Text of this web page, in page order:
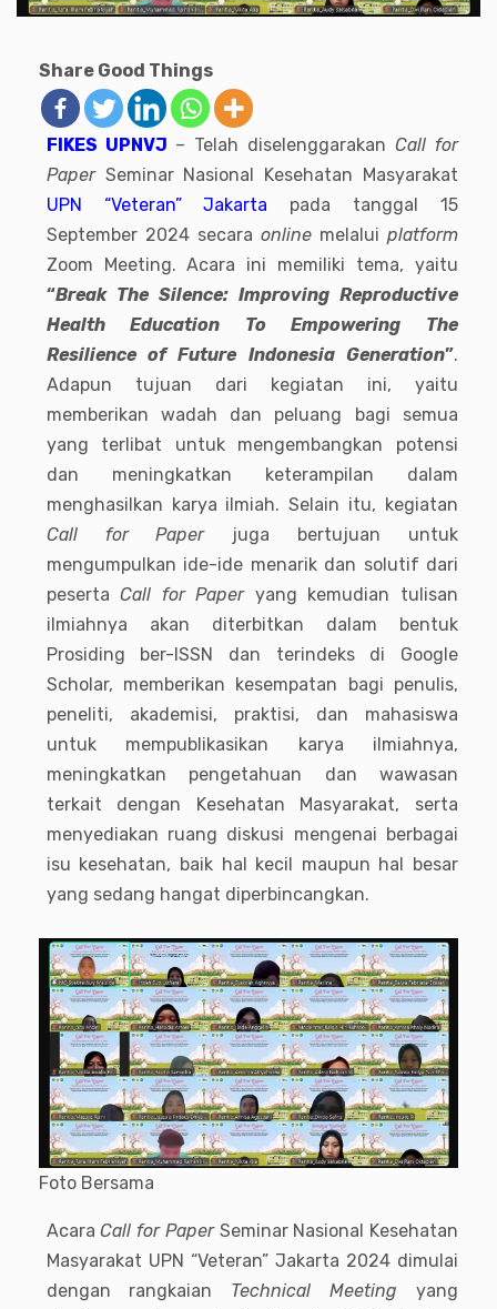
Share Good Things
FIKES UPNVJ – Telah diselenggarakan Call for
Paper Seminar Nasional Kesehatan Masyarakat
UPN “Veteran” Jakarta pada tanggal 15
September 2024 secara online melaluiplatform
Zoom Meeting. Acara ini memiliki tema, yaitu
“Break The Silence: Improving Reproductive
Health Education To Empowering The
Resilience of Future Indonesia Generation”.
Adapun tujuan dari kegiatan ini, yaitu
memberikan wadah dan peluang bagi semua
yang terlibat untuk mengembangkan potensi
dan meningkatkan keterampilan dalam
menghasilkan karya ilmiah. Selain itu, kegiatan
Call for Paper juga bertujuan untuk
mengumpulkan ide-ide menarik dan solutif dari
pesertaCall for Paper yang kemudian tulisan
ilmiahnya akan diterbitkan dalam bentuk
Prosiding ber-ISSN dan terindeks di Google
Scholar, memberikan kesempatan bagi penulis,
peneliti, akademisi, praktisi, dan mahasiswa
untuk mempublikasikan karya ilmiahnya,
meningkatkan pengetahuan dan wawasan
terkait dengan Kesehatan Masyarakat, serta
menyediakan ruang diskusi mengenai berbagai
isu kesehatan, baik hal kecil maupun hal besar
yang sedang hangat diperbincangkan.
Foto Bersama
AcaraCall for Paper Seminar Nasional Kesehatan
Masyarakat UPN “Veteran” Jakarta 2024 dimulai
dengan rangkaian Technical Meeting yang